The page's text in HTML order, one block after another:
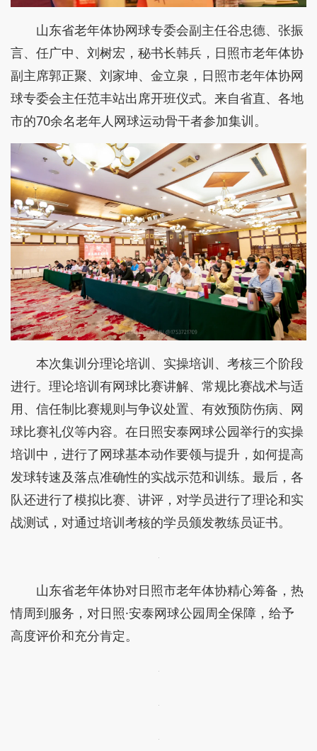
山东省老年体协网球专委会副主任谷忠德、张振
言、任广中、刘树宏，秘书长韩兵，日照市老年体协
副主席郭正聚、刘家坤、金立泉，日照市老年体协网
球专委会主任范丰站出席开班仪式。来自省直、各地
市的70余名老年人网球运动骨干者参加集训。
本次集训分理论培训、实操培训、考核三个阶段
进行。理论培训有网球比赛讲解、常规比赛战术与适
用、信任制比赛规则与争议处置、有效预防伤病、网
球比赛礼仪等内容。在日照安泰网球公园举行的实操
培训中，进行了网球基本动作要领与提升，如何提高
发球转速及落点准确性的实战示范和训练。最后，各
队还进行了模拟比赛、讲评，对学员进行了理论和实
战测试，对通过培训考核的学员颁发教练员证书。
山东省老年体协对日照市老年体协精心筹备，热
情周到服务，对日照·安泰网球公园周全保障，给予
高度评价和充分肯定。